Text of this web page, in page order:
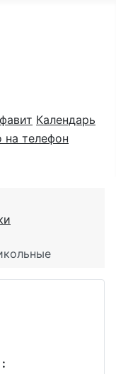
Календарь